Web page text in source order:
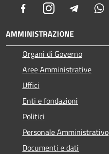
FacebookInstagram Telegram
AMMINISTRAZIONE
Organi di Governo
Aree Amministrative
Uffici
Enti e fondazioni
Politici
Personale Amministrativo
Documenti e dati